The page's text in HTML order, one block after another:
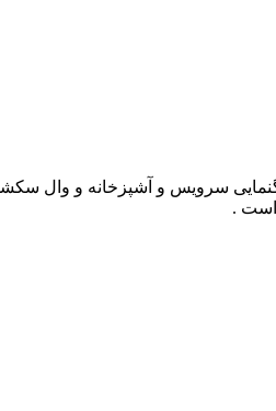
پلان نعل درگاه ، پلان سقف کاذب ، بزرگنمایی سرویس و
است .